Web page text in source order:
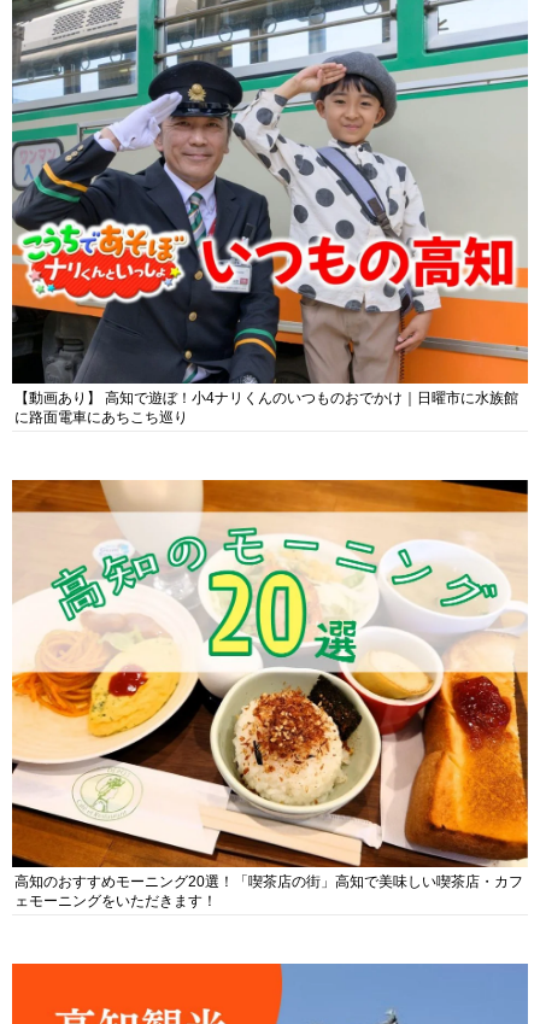
【動画あり】 高知で遊ぼ！小4ナリくんのいつものおでかけ｜日曜市に水族館
に路面電車にあちこち巡り
高知のおすすめモーニング20選！「喫茶店の街」高知で美味しい喫茶店・カフ
ェモーニングをいただきます！